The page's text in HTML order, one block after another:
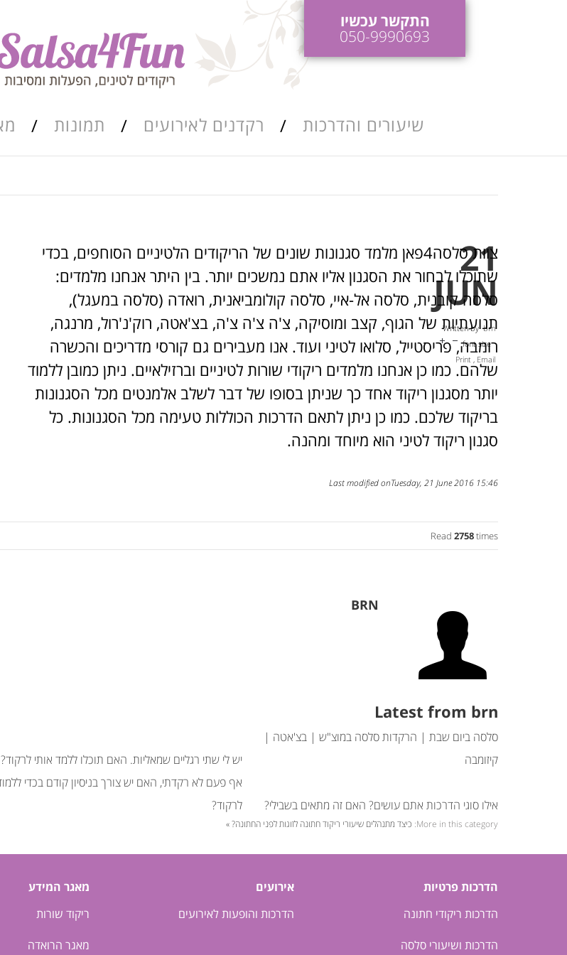
התקשר עכשיו
050-9990693
שיעורים והדרכות רקדנים לאירועים תמונות
כתבות ומאמרים
מערכי השיעור
21
JUN
Written bybrn
font size
Print , Email
צוות סלסה4פאן מלמד סגנונות שונים של הריקודים הלטיניים הסוחפים, בכדי
שתוכלו לבחור את הסגנון אליו אתם נמשכים יותר. בין היתר אנחנו מלמדים:
סלסה קובנית, סלסה אל-איי, סלסה קולומביאנית, רואדה (סלסה במעגל),
תנועתיות של הגוף, קצב ומוסיקה, צ'ה צ'ה צ'ה, בצ'אטה, רוק'נ'רול, מרנגה,
רומבה, פריסטייל, סלואו לטיני ועוד. אנו מעבירים גם קורסי מדריכים והכשרה
שלהם. כמו כן אנחנו מלמדים ריקודי שורות לטיניים וברזילאיים. ניתן כמובן ללמוד
יותר מסגנון ריקוד אחד כך שניתן בסופו של דבר לשלב אלמנטים מכל הסגנונות
בריקוד שלכם. כמו כן ניתן לתאם הדרכות הכוללות טעימה מכל הסגנונות. כל
סגנון ריקוד לטיני הוא מיוחד ומהנה.
Last modified onTuesday, 21 June 2016 15:46
Read 2758times
BRN
Latest from brn
סלסה ביום שבת | הרקדות סלסה במוצ"ש | בצ'אטה |
קיזומבה
יש לי שתי רגליים שמאליות. האם תוכלו ללמד אותי לרקוד?
אילו סוגי הדרכות אתם עושים? האם זה מתאים בשבילי?
אף פעם לא רקדתי, האם יש צורך בניסיון קודם בכדי
לרקוד?
More in this category: כיצד מתנהלים שיעורי ריקוד חתונה לזוגות לפני החתונה? »
הדרכות פרטיות
הדרכות ריקודי חתונה
הדרכות ושיעורי סלסה
אירועים
הדרכות והופעות לאירועים
מאגר המידע
ריקוד שורות
מאגר הרואדה